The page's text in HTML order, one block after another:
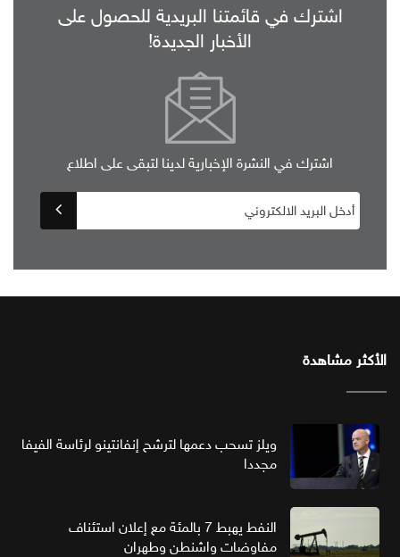
اشترك في قائمتنا البريدية للحصول على
الأخبار الجديدة!
اشترك في النشرة الإخبارية لدينا لتبقى على اطلاع
الأكثر مشاهدة
ويلز تسحب دعمها لترشح إنفانتينو لرئاسة الفيفا
مجددا
النفط يهبط 7 بالمئة مع إعلان استئناف
مفاوضات واشنطن وطهران